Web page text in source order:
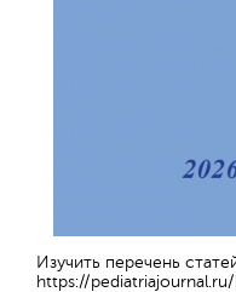
Изучить перечень
https://